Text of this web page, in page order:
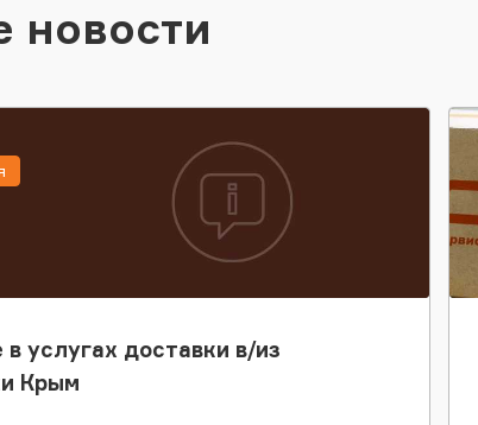
новости
услугах доставки в/из
Крым